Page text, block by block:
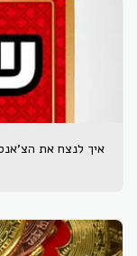
איך לנצח את